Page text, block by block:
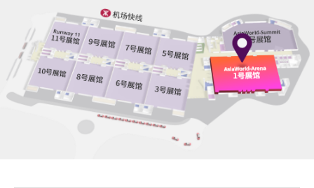
座位观众年龄限制: 只限6岁或以上。
亚洲国际博览馆范围内严禁吸烟。.
不准携带外来食品及饮品进入亚洲国际博览馆。
严禁携带玻璃樽、任何比空气轻的充气物体，不论其
物料(如：气球)、任何危险品、武器、喷雾类或利器等
物品进入表演场内。